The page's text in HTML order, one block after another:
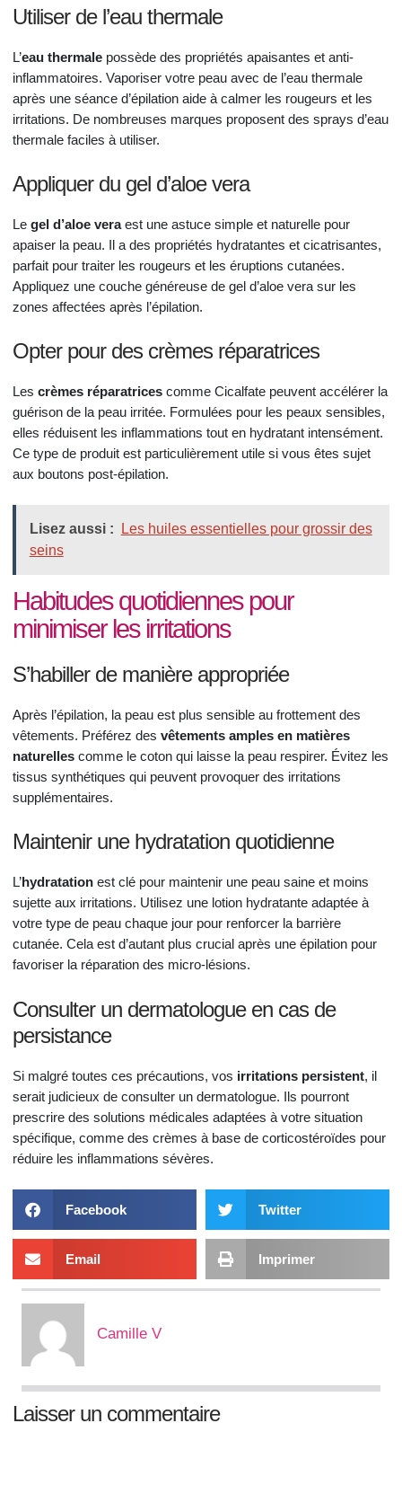
Utiliser de l’eau thermale
L’eau thermale possède des propriétés apaisantes et anti-
inflammatoires. Vaporiser votre peau avec de l’eau thermale
après une séance d’épilation aide à calmer les rougeurs et les
irritations. De nombreuses marques proposent des sprays d’eau
thermale faciles à utiliser.
Appliquer du gel d’aloe vera
Le gel d’aloe veraest une astuce simple et naturelle pour
apaiser la peau. Il a des propriétés hydratantes et cicatrisantes,
parfait pour traiter les rougeurs et les éruptions cutanées.
Appliquez une couche généreuse de gel d’aloe vera sur les
zones affectées après l’épilation.
Opter pour des crèmes réparatrices
Les crèmes réparatrices comme Cicalfate peuvent accélérer la
guérison de la peau irritée. Formulées pour les peaux sensibles,
elles réduisent les inflammations tout en hydratant intensément.
Ce type de produit est particulièrement utile si vous êtes sujet
aux boutons post-épilation.
Lisez aussi :
Les huiles essentielles pour grossir des
seins
Habitudes quotidiennes pour
minimiser les irritations
S’habiller de manière appropriée
Après l’épilation, la peau est plus sensible au frottement des
vêtements. Préférez des vêtements amples en matières
naturelles comme le coton qui laisse la peau respirer. Évitez les
tissus synthétiques qui peuvent provoquer des irritations
supplémentaires.
Maintenir une hydratation quotidienne
L’hydratation est clé pour maintenir une peau saine et moins
sujette aux irritations. Utilisez une lotion hydratante adaptée à
votre type de peau chaque jour pour renforcer la barrière
cutanée. Cela est d’autant plus crucial après une épilation pour
favoriser la réparation des micro-lésions.
Consulter un dermatologue en cas de
persistance
Si malgré toutes ces précautions, vos irritations persistent, il
serait judicieux de consulter un dermatologue. Ils pourront
prescrire des solutions médicales adaptées à votre situation
spécifique, comme des crèmes à base de corticostéroïdes pour
réduire les inflammations sévères.
Facebook Twitter
Email Imprimer
Camille V
Laisser un commentaire